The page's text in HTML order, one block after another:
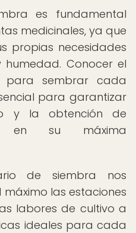
es fundamental
medicinales, ya que
propias necesidades
Conocer el
para sembrar cada
para garantizar
y la obtención de
en su máxima
de siembra nos
las estaciones
labores de cultivo a
ideales para cada